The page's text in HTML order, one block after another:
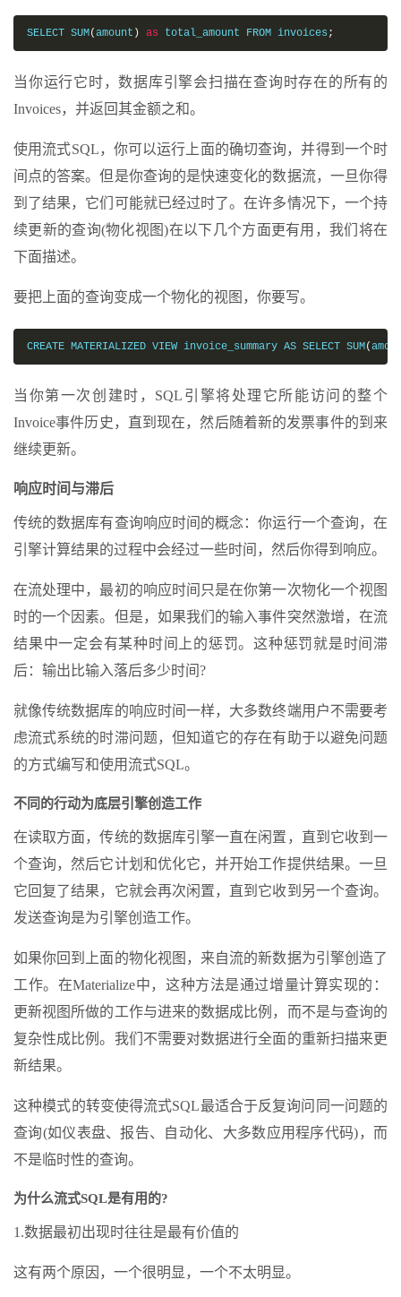
SELECT SUM(amount ) as total_amount FROM invoices ;
当你运行它时，数据库引擎会扫描在查询时存在的所有的
Invoices，并返回其金额之和。
使用流式SQL，你可以运行上面的确切查询，并得到一个时
间点的答案。但是你查询的是快速变化的数据流，一旦你得
到了结果，它们可能就已经过时了。在许多情况下，一个持
续更新的查询(物化视图)在以下几个方面更有用，我们将在
下面描述。
要把上面的查询变成一个物化的视图，你要写。
CREATE MATERIALIZED VIEW invoice_summary AS SELECT SUM(
当你第一次创建时，SQL引擎将处理它所能访问的整个
Invoice事件历史，直到现在，然后随着新的发票事件的到来
继续更新。
响应时间与滞后
传统的数据库有查询响应时间的概念：你运行一个查询，在
引擎计算结果的过程中会经过一些时间，然后你得到响应。
在流处理中，最初的响应时间只是在你第一次物化一个视图
时的一个因素。但是，如果我们的输入事件突然激增，在流
结果中一定会有某种时间上的惩罚。这种惩罚就是时间滞
后：输出比输入落后多少时间?
就像传统数据库的响应时间一样，大多数终端用户不需要考
虑流式系统的时滞问题，但知道它的存在有助于以避免问题
的方式编写和使用流式SQL。
不同的行动为底层引擎创造工作
在读取方面，传统的数据库引擎一直在闲置，直到它收到一
个查询，然后它计划和优化它，并开始工作提供结果。一旦
它回复了结果，它就会再次闲置，直到它收到另一个查询。
发送查询是为引擎创造工作。
如果你回到上面的物化视图，来自流的新数据为引擎创造了
工作。在Materialize中，这种方法是通过增量计算实现的：
更新视图所做的工作与进来的数据成比例，而不是与查询的
复杂性成比例。我们不需要对数据进行全面的重新扫描来更
新结果。
这种模式的转变使得流式SQL最适合于反复询问同一问题的
查询(如仪表盘、报告、自动化、大多数应用程序代码)，而
不是临时性的查询。
为什么流式SQL是有用的?
1.数据最初出现时往往是最有价值的
这有两个原因，一个很明显，一个不太明显。